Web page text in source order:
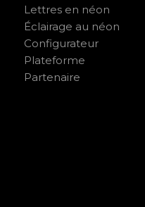
Lettres en néon
Éclairage au néon
Configurateur
Plateforme
Partenaire